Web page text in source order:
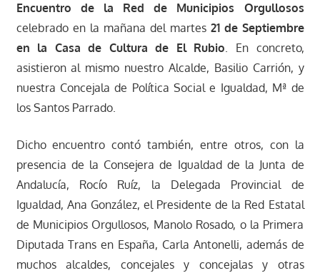
Encuentro de la Red de Municipios Orgullosos
celebrado en la mañana del martes 21 de Septiembre
en la Casa de Cultura de El Rubio. En concreto,
asistieron al mismo nuestro Alcalde, Basilio Carrión, y
nuestra Concejala de Política Social e Igualdad, Mª de
los Santos Parrado.
Dicho encuentro contó también, entre otros, con la
presencia de la Consejera de Igualdad de la Junta de
Andalucía, Rocío Ruíz, la Delegada Provincial de
Igualdad, Ana González, el Presidente de la Red Estatal
de Municipios Orgullosos, Manolo Rosado, o la Primera
Diputada Trans en España, Carla Antonelli, además de
muchos alcaldes, concejales y concejalas y otras